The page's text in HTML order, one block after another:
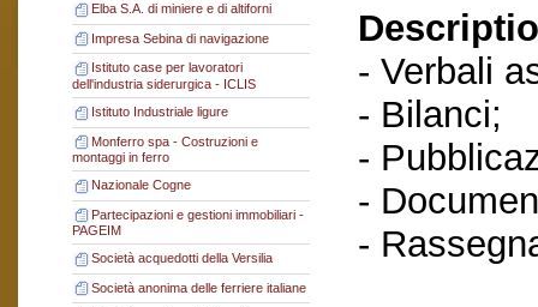
Elba S.A. di miniere e di altiforni
Impresa Sebina di navigazione
Istituto case per lavoratori
dell'industria siderurgica - ICLIS
Istituto Industriale ligure
Monferro spa - Costruzioni e
montaggi in ferro
Nazionale Cogne
Partecipazioni e gestioni immobiliari -
PAGEIM
Società acquedotti della Versilia
Società anonima delle ferriere italiane
- Verbali
- Bilanci;
-
-
-